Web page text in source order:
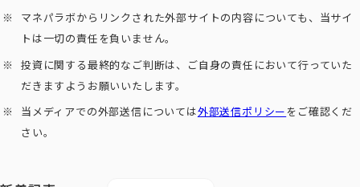
マネパラボからリンクされた外部サイトの内容についても、当サイ
トは一切の責任を負いません。
投資に関する最終的なご判断は、ご自身の責任において行っていた
だきますようお願いいたします。
当メディアでの外部送信については外部送信ポリシー をご確認くだ
さい。